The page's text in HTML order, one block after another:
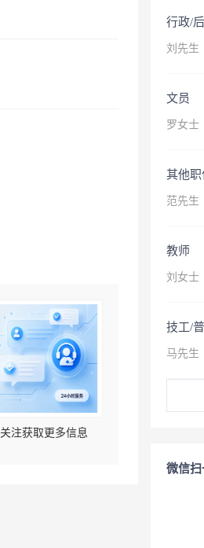
关注获取更多信息
行政/
刘先生
文员
罗女士
其他职
范先生
教师
刘女士
技工/
马先生
微信